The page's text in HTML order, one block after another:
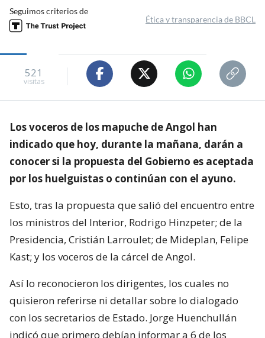
Seguimos criterios de
Ética y transparencia de BBCL
521
visitas
Los voceros de los mapuche de Angol han
indicado que hoy, durante la mañana, darán a
conocer si la propuesta del Gobierno es aceptada
por los huelguistas o continúan con el ayuno.
Esto, tras la propuesta que salió del encuentro entre
los ministros del Interior, Rodrigo Hinzpeter; de la
Presidencia, Cristián Larroulet; de Mideplan, Felipe
Kast; y los voceros de la cárcel de Angol.
Así lo reconocieron los dirigentes, los cuales no
quisieron referirse ni detallar sobre lo dialogado
con los secretarios de Estado. Jorge Huenchullán
indicó que primero debían informar a 6 de los